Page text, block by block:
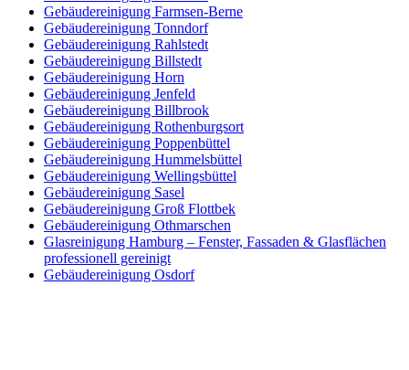
Gebäudereinigung Farmsen-Berne
Gebäudereinigung Tonndorf
Gebäudereinigung Rahlstedt
Gebäudereinigung Billstedt
Gebäudereinigung Horn
Gebäudereinigung Jenfeld
Gebäudereinigung Billbrook
Gebäudereinigung Rothenburgsort
Gebäudereinigung Poppenbüttel
Gebäudereinigung Hummelsbüttel
Gebäudereinigung Wellingsbüttel
Gebäudereinigung Sasel
Gebäudereinigung Groß Flottbek
Gebäudereinigung Othmarschen
Glasreinigung Hamburg – Fenster, Fassaden & Glasflächen
professionell gereinigt
Gebäudereinigung Osdorf